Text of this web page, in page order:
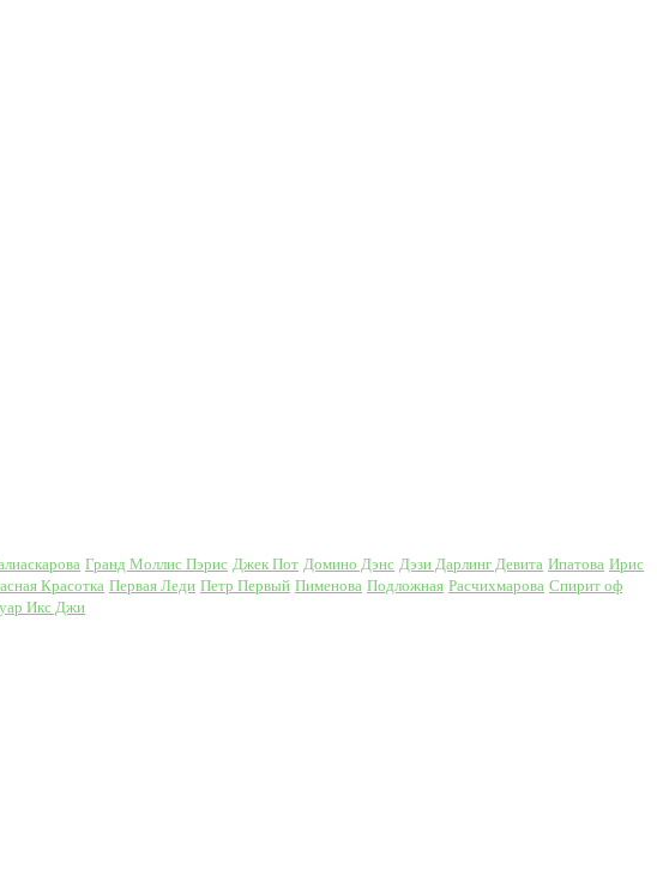
Гранд Моллис Пэрис Джек Пот Домино Дэнс Дэзи Дарлинг Девита Ипатова Ирис
Красотка Первая Леди Петр Первый Пименова Подложная Расчихмарова Спирит оф
Икс Джи